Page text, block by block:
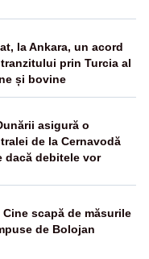
la Ankara, un acord
prin Turcia al
și bovine
asigură o
de la Cernavodă
dacă debitele vor
scapă de măsurile
de Bolojan